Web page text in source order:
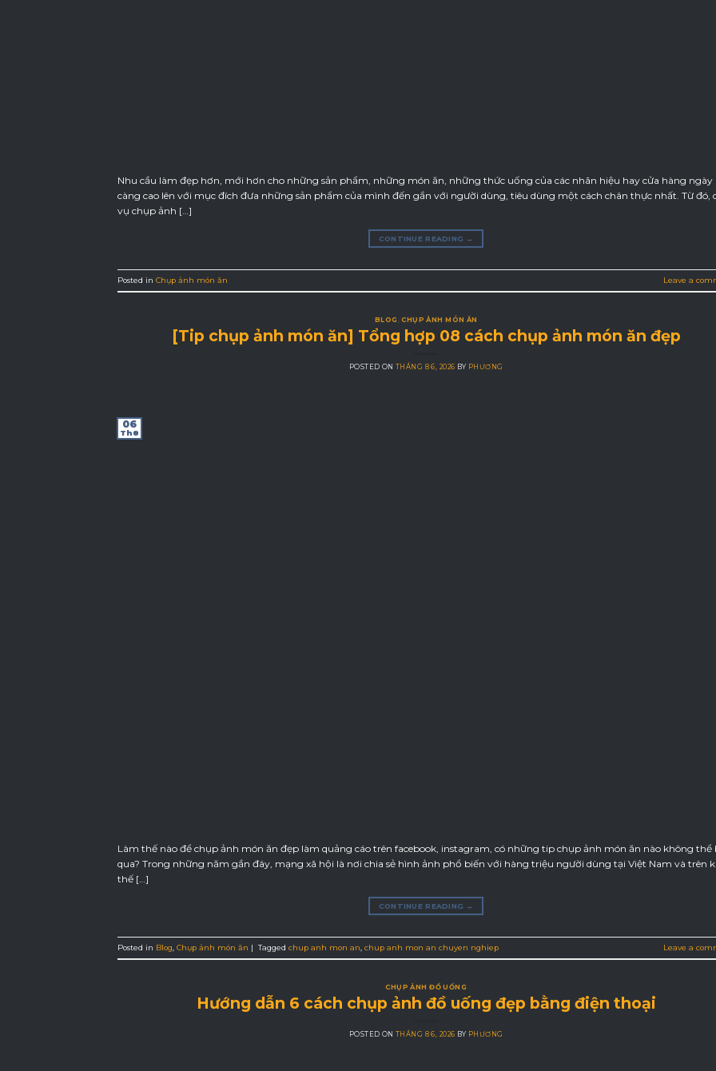
Nhu cầu làm đẹp hơn, mới hơn cho những sản phẩm, những món ăn, những thức uống của các nhãn hiệu hay cửa hàng ngày
càng cao lên với mục đích đưa những sản phẩm của mình đến gần với người dùng, tiêu dùng một cách chân thực nhất. Từ đó,
vụ chụp ảnh […]
CONTINUE READING →
Posted in Chụp ảnh món ăn Leave a
BLOG ,CHỤP ẢNH MÓN ĂN
[Tip chụp ảnh món ăn] Tổng hợp 08 cách chụp ảnh món ăn đẹp
POSTED ONTHÁNG 8 6, 2026 BY PHƯƠNG
06
Th8
Làm thế nào để chụp ảnh món ăn đẹp làm quảng cáo trên facebook, instagram, có những tip chụp ảnh món ăn nào không thể
qua? Trong những năm gần đây, mạng xã hội là nơi chia sẻ hình ảnh phổ biến với hàng triệu người dùng tại Việt Nam và trên
thế […]
CONTINUE READING →
Posted in Blog Chụp ảnh món ăn | Tagged chup anh mon an chup anh mon an chuyen nghiep Leave a
CHỤP ẢNH ĐỒ UỐNG
Hướng dẫn 6 cách chụp ảnh đồ uống đẹp bằng điện thoại
POSTED ONTHÁNG 8 6, 2026 BY PHƯƠNG